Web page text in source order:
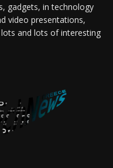
gadgets, in technology
video presentations,
and lots of interesting